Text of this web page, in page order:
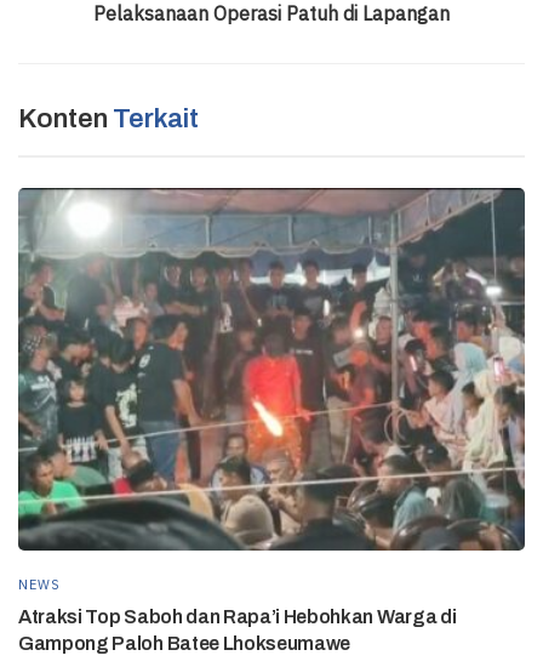
Pelaksanaan Operasi Patuh di Lapangan
Konten Terkait
NEWS
Atraksi Top Saboh dan Rapa’i Hebohkan Warga di
Gampong Paloh Batee Lhokseumawe